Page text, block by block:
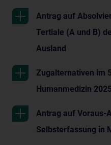
Antrag auf
Tertiale (A und B)
Ausland
Zugalternativen im
Humanmedizin
Antrag auf Voraus-
Selbsterfassung in